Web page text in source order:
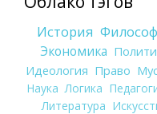
История
Экономика
Идеология Право
Наука Логика
Литература